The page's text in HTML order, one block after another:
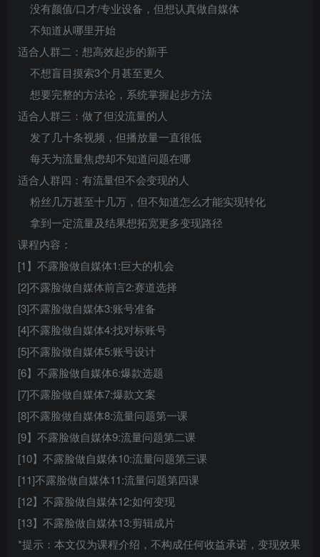
没有颜值/口才/专业设备，但想认真做自媒体
不知道从哪里开始
适合人群二：想高效起步的新手
不想盲目摸索3个月甚至更久
想要完整的方法论，系统掌握起步方法
适合人群三：做了但没流量的人
发了几十条视频，但播放量一直很低
每天为流量焦虑却不知道问题在哪
适合人群四：有流量但不会变现的人
粉丝几万甚至十几万，但不知道怎么才能实现转化
拿到一定流量及结果想拓宽更多变现路径
课程内容：
[1】不露脸做自媒体1:巨大的机会
[2]不露脸做自媒体前言2:赛道选择
[3]不露脸做自媒体3:账号准备
[4]不露脸做自媒体4:找对标账号
[5]不露脸做自媒体5:账号设计
[6】不露脸做自媒体6:爆款选题
[7]不露脸做自媒体7:爆款文案
[8]不露脸做自媒体8:流量问题第一课
[9】不露脸做自媒体9:流量问题第二课
[10】不露脸做自媒体10:流量问题第三课
[11]不露脸做自媒体11:流量问题第四课
[12】不露脸做自媒体12:如何变现
[13】不露脸做自媒体13:剪辑成片
*提示：本文仅为课程介绍，不构成任何收益承诺，变现效果